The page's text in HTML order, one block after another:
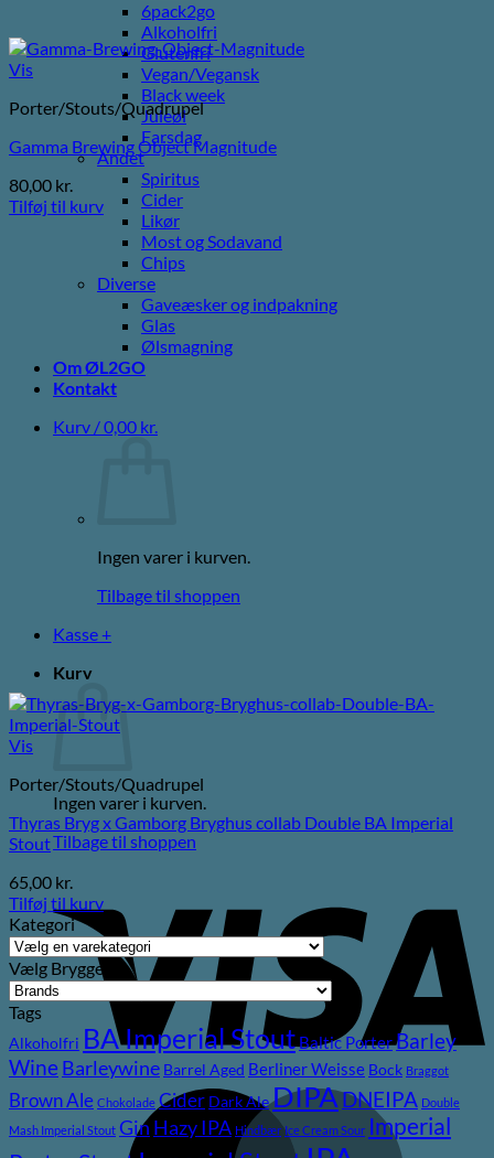
6pack2go
Alkoholfri
Glutenfri
Vegan/Vegansk
Black week
Juleøl
Farsdag
Andet
Spiritus
Cider
Likør
Most og Sodavand
Chips
Diverse
Gaveæsker og indpakning
Glas
Ølsmagning
Om ØL2GO
Kontakt
Kurv /0,00 kr.
Ingen varer i kurven.
Tilbage til shoppen
Kasse +
Kurv
Ingen varer i kurven.
Tilbage til shoppen
Vis
Porter/Stouts/Quadrupel
Gamma Brewing Object Magnitude
80,00 kr.
Tilføj til kurv
Vis
Porter/Stouts/Quadrupel
Thyras Bryg x Gamborg Bryghus collab Double BA Imperial
Stout
65,00 kr.
Tilføj til kurv
Kategori
Vælg Bryggeri
Tags
Alkoholfri BA Imperial StoutBaltic PorterBarley
Wine Barleywine Barrel Aged Berliner Weisse Bock Braggot
Brown Ale Chokolade Cider Dark AleDIPADNEIPA Double
Mash Imperial Stout Gin Hazy IPA Hindbær Ice Cream Sour Imperial